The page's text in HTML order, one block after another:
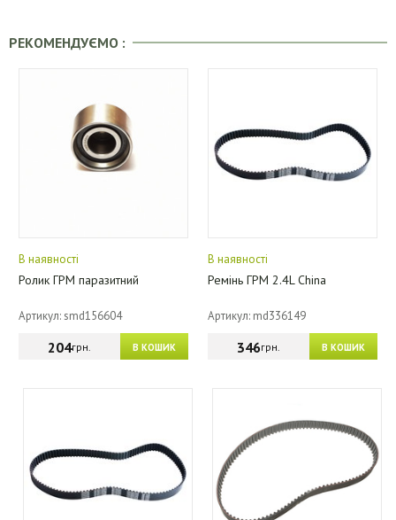
РЕКОМЕНДУЄМО :
В наявності
Ролик ГРМ паразитний
Артикул: smd156604
В КОШИК
204грн.
В наявності
Ремінь ГРМ 2.4L China
Артикул: md336149
В КОШИК
346грн.